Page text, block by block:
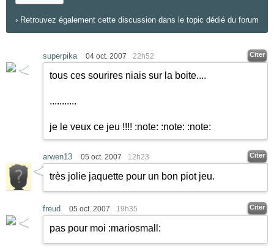
› Retrouvez également cette discussion dans le topic dédié du forum
superpika 04 oct. 2007 22h52 Citer
tous ces sourires niais sur la boite....
...........
je le veux ce jeu !!!! :note: :note: :note:
arwen13 05 oct. 2007 12h23 Citer
très jolie jaquette pour un bon piot jeu.
freud 05 oct. 2007 19h35 Citer
pas pour moi :mariosmall: